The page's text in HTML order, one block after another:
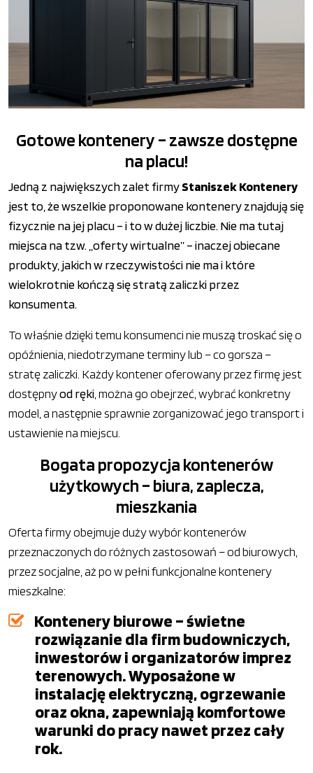
Gotowe kontenery – zawsze dostępne
na placu!
Jedną z największych zalet firmyStaniszek Kontenery
jest to, że wszelkie proponowane kontenery znajdują się
fizycznie na jej placu – i to w dużej liczbie. Nie ma tutaj
miejsca na tzw. „oferty wirtualne” – inaczej obiecane
produkty, jakich w rzeczywistości nie ma i które
wielokrotnie kończą się stratą zaliczki przez
konsumenta.
To właśnie dzięki temu konsumenci nie muszą troskać się o
opóźnienia, niedotrzymane terminy lub – co gorsza –
stratę zaliczki. Każdy kontener oferowany przez firmę jest
dostępnyod ręki, można go obejrzeć, wybrać konkretny
model, a następnie sprawnie zorganizować jego transport i
ustawienie na miejscu.
Bogata propozycja kontenerów
użytkowych – biura, zaplecza,
mieszkania
Oferta firmy obejmuje duży wybór kontenerów
przeznaczonych do różnych zastosowań – od biurowych,
przez socjalne, aż po w pełni funkcjonalne kontenery
mieszkalne:
Kontenery biurowe – świetne
rozwiązanie dla firm budowniczych,
inwestorów i organizatorów imprez
terenowych. Wyposażone w
instalację elektryczną, ogrzewanie
oraz okna, zapewniają komfortowe
warunki do pracy nawet przez cały
rok.